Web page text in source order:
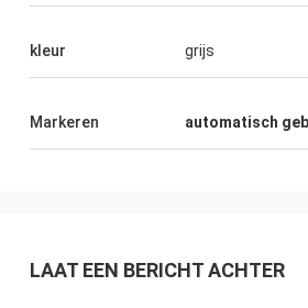
Ingenieursregelingen opdragen ook zeer
van afzonderlijk, zeer dankbaar aan de
nadenkende dienst van de verkoper.
kleur grijs
Markeren automatisch
LAAT EEN BERICHT ACHTER